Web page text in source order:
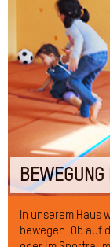
In unserem Haus
bewegen. Ob auf